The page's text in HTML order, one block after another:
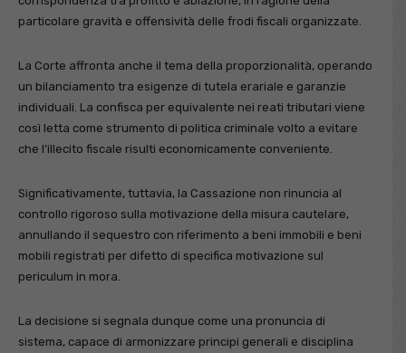
particolare gravità e offensività delle frodi fiscali organizzate.
La Corte affronta anche il tema della proporzionalità, operando
un bilanciamento tra esigenze di tutela erariale e garanzie
individuali. La confisca per equivalente nei reati tributari viene
così letta come strumento di politica criminale volto a evitare
che l’illecito fiscale risulti economicamente conveniente.
Significativamente, tuttavia, la Cassazione non rinuncia al
controllo rigoroso sulla motivazione della misura cautelare,
annullando il sequestro con riferimento a beni immobili e beni
mobili registrati per difetto di specifica motivazione sul
periculum in mora.
La decisione si segnala dunque come una pronuncia di
sistema, capace di armonizzare principi generali e disciplina